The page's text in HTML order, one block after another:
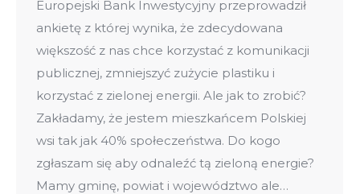
Europejski Bank Inwestycyjny przeprowadził
ankietę z której wynika, że zdecydowana
większość z nas chce korzystać z komunikacji
publicznej, zmniejszyć zużycie plastiku i
korzystać z zielonej energii. Ale jak to zrobić?
Zakładamy, że jestem mieszkańcem Polskiej
wsi tak jak 40% społeczeństwa. Do kogo
zgłaszam się aby odnaleźć tą zieloną energie?
Mamy gminę, powiat i województwo ale…